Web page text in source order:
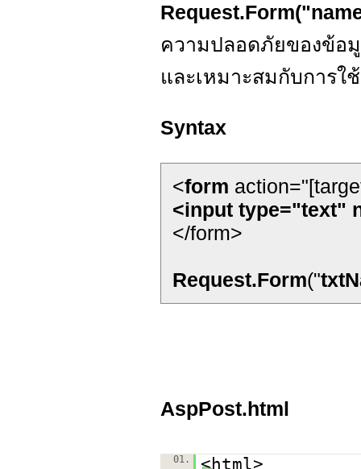
ความปลอดภัยของข้อ
และเหมาะสมกับการใ
Syntax
<form
<input type="text"
</form>
Request.Form("
AspPost.html
01. <html>